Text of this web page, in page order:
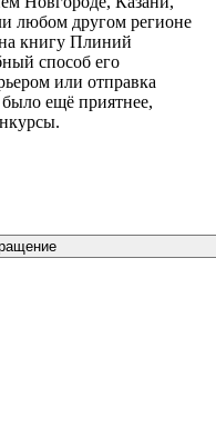
любом другом регионе
книгу Плиний
способ его
или отправка
ещё приятнее,